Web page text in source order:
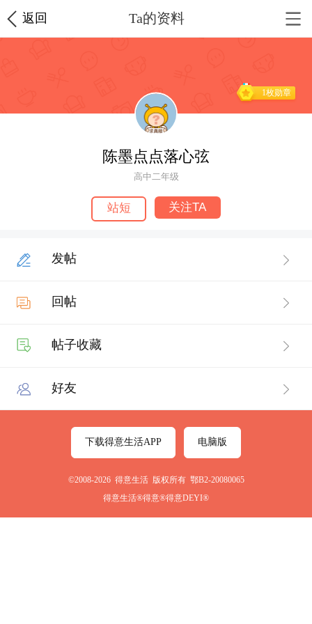
返回 Ta的资料
1枚勋章
陈墨点点落心弦
高中二年级
站短 关注TA
发帖
回帖
帖子收藏
好友
下载得意生活APP 电脑版
©2008-2026 得意生活 版权所有 鄂B2-20080065
得意生活®得意®得意DEYI®